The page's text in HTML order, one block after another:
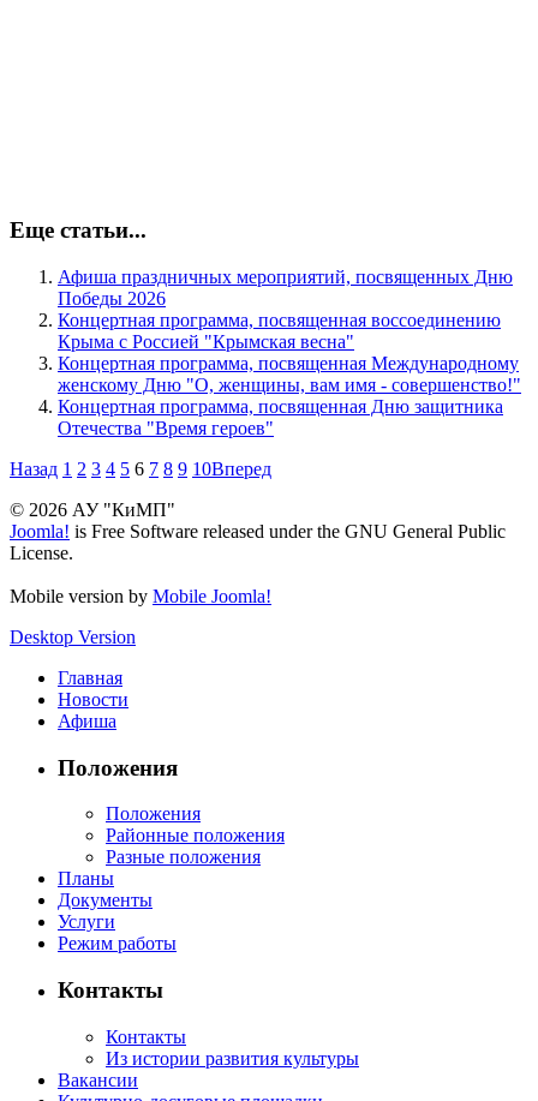
Еще статьи...
Афиша праздничных мероприятий, посвященных Дню
Победы 2026
Концертная программа, посвященная воссоединению
Крыма с Россией "Крымская весна"
Концертная программа, посвященная Международному
женскому Дню "О, женщины, вам имя - совершенство!"
Концертная программа, посвященная Дню защитника
Отечества "Время героев"
Назад 1 2 3 4 5 6 7 8 9 10Вперед
© 2026 АУ "КиМП"
Joomla! is Free Software released under the GNU General Public
License.
Mobile version by Mobile Joomla!
Desktop Version
Главная
Новости
Афиша
Положения
Положения
Районные положения
Разные положения
Планы
Документы
Услуги
Режим работы
Контакты
Контакты
Из истории развития культуры
Вакансии